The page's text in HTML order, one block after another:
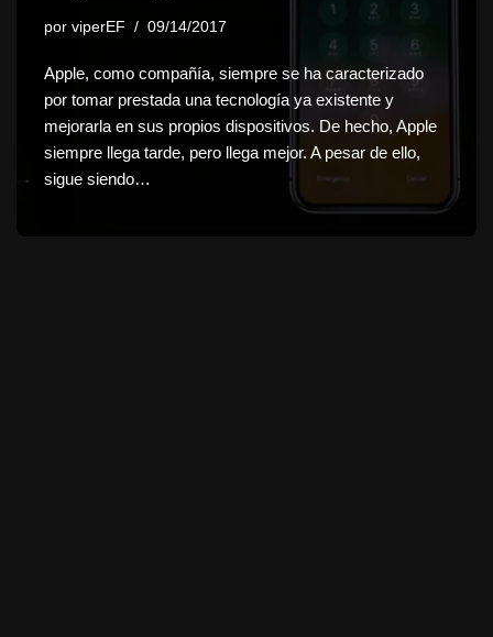
por viperEF 09/14/2017
Apple, como compañía, siempre se ha caracterizado
por tomar prestada una tecnología ya existente y
mejorarla en sus propios dispositivos. De hecho, Apple
siempre llega tarde, pero llega mejor. A pesar de ello,
sigue siendo…